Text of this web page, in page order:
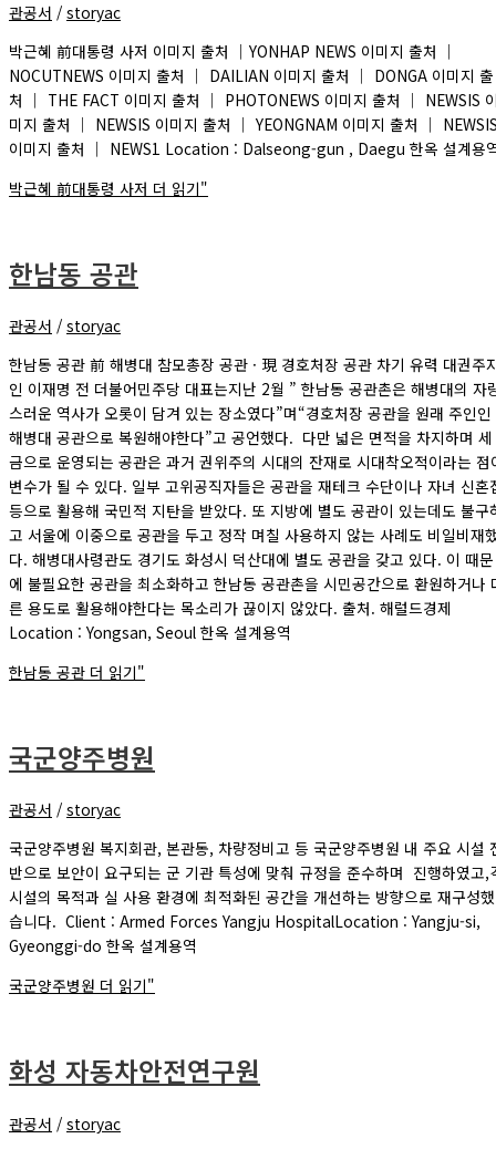
관공서 / storyac
박근혜 前대통령 사저 이미지 출처 ｜YONHAP NEWS 이미지 출처 ｜
NOCUTNEWS 이미지 출처 ｜ DAILIAN 이미지 출처 ｜ DONGA 이미지 출
처 ｜ THE FACT 이미지 출처 ｜ PHOTONEWS 이미지 출처 ｜ NEWSIS
미지 출처 ｜ NEWSIS 이미지 출처 ｜ YEONGNAM 이미지 출처 ｜
이미지 출처 ｜ NEWS1 Location : Dalseong-gun , Daegu 한옥 설계용
박근혜 前대통령 사저 더 읽기"
한남동 공관
관공서 / storyac
한남동 공관 前 해병대 참모총장 공관 · 現 경호처장 공관 차기 유력 대권주
인 이재명 전 더불어민주당 대표는지난 2월 ” 한남동 공관촌은 해병대의 자
스러운 역사가 오롯이 담겨 있는 장소였다”며“경호처장 공관을 원래 주인인
해병대 공관으로 복원해야한다”고 공언했다. 다만 넓은 면적을 차지하며 세
금으로 운영되는 공관은 과거 권위주의 시대의 잔재로 시대착오적이라는 점
변수가 될 수 있다. 일부 고위공직자들은 공관을 재테크 수단이나 자녀 신혼
등으로 활용해 국민적 지탄을 받았다. 또 지방에 별도 공관이 있는데도 불구
고 서울에 이중으로 공관을 두고 정작 며칠 사용하지 않는 사례도 비일비재
다. 해병대사령관도 경기도 화성시 덕산대에 별도 공관을 갖고 있다. 이 때문
에 불필요한 공관을 최소화하고 한남동 공관촌을 시민공간으로 환원하거나
른 용도로 활용해야한다는 목소리가 끊이지 않았다. 출처. 해럴드경제
Location : Yongsan, Seoul 한옥 설계용역
한남동 공관 더 읽기"
국군양주병원
관공서 / storyac
국군양주병원 복지회관, 본관동, 차량정비고 등 국군양주병원 내 주요 시설
반으로 보안이 요구되는 군 기관 특성에 맞춰 규정을 준수하며 진행하였고,
시설의 목적과 실 사용 환경에 최적화된 공간을 개선하는 방향으로 재구성했
습니다. Client : Armed Forces Yangju HospitalLocation : Yangju-si,
Gyeonggi-do 한옥 설계용역
국군양주병원 더 읽기"
화성 자동차안전연구원
관공서 / storyac